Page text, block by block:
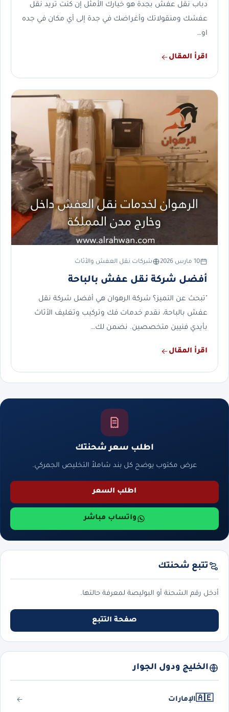
دباب نقل عفش بجدة هو خيارك الأمثل إن كنت تريد نقل
عفشك ومنقولاتك وأغراضك في جدة إلى أي مكان في جده
او…
اقرأ المقال
10 مارس 2026 شركات نقل العفش والأثاث
أفضل شركة نقل عفش بالباحة
"تبحث عن التميز؟ شركة الرهوان هي أفضل شركة نقل
عفش بالباحة، نقدم خدمات فك وتركيب وتغليف الأثاث
بأيدي فنيين متخصصين. نضمن لك…
اقرأ المقال
اطلب سعر شحنتك
عرض مكتوب يوضح كل بند شاملاً التخليص الجمركي.
اطلب السعر
واتساب مباشر
تتبع شحنتك
أدخل رقم الشحنة أو البوليصة لمعرفة حالتها.
صفحة التتبع
الخليج ودول الجوار
🇦🇪الإمارات